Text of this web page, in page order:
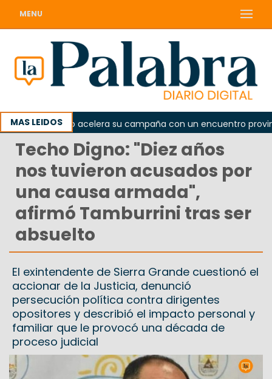
MENU
MAS LEIDOS
peronismo acelera su campaña con un encuentro provincial
Techo Digno: "Diez años
nos tuvieron acusados por
una causa armada",
afirmó Tamburrini tras ser
absuelto
El exintendente de Sierra Grande cuestionó el
accionar de la Justicia, denunció
persecución política contra dirigentes
opositores y describió el impacto personal y
familiar que le provocó una década de
proceso judicial